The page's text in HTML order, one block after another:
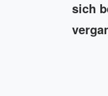
sich